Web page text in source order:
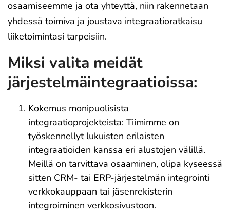
osaamiseemme ja ota yhteyttä, niin rakennetaan
yhdessä toimiva ja joustava integraatioratkaisu
liiketoimintasi tarpeisiin.
Miksi valita meidät
järjestelmäintegraatioissa:
Kokemus monipuolisista
integraatioprojekteista: Tiimimme on
työskennellyt lukuisten erilaisten
integraatioiden kanssa eri alustojen välillä.
Meillä on tarvittava osaaminen, olipa kyseessä
sitten CRM- tai ERP-järjestelmän integrointi
verkkokauppaan tai jäsenrekisterin
integroiminen verkkosivustoon.